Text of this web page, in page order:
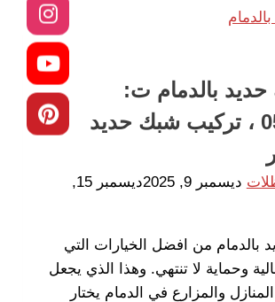
بالدمام ت:
0533038309 ، تركيب شبك حديد
ديسمبر 9, 2025
ديسمبر 15,
بالدمام من افضل الخيارات التي
وحماية لا تنتهي. وهذا الذي يجعل
والمزارع في الدمام يختار